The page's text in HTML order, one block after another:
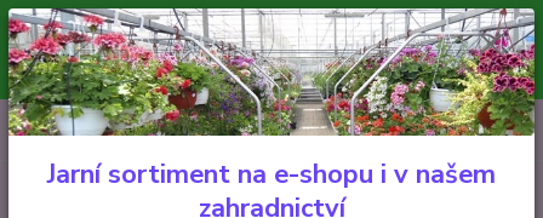
Minimální hodnota pro odeslání z e-shopu je 300 Kč.
V tuto chvíli již hlavní nápor objednávek opadl a balíček můžete čekat
nejpozději v následujícím týdnu po přijetí objednávky. Objednávky
vyřizujeme v pořadí, v jakém přišly...
CZK
+420 602 223 614 0ks
za0 Kč
Jarní sortiment na e-shopu i v našem
zahradnictví